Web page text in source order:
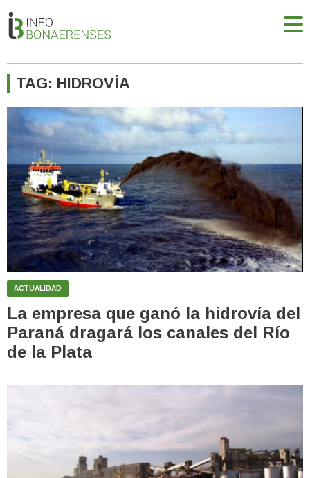
TAG: HIDROVÍA
ACTUALIDAD
La empresa que ganó la hidrovía del
Paraná dragará los canales del Río
de la Plata